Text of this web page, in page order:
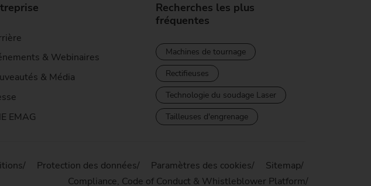
& Webinaires
& Média
EMAG
Recherches les plus
fréquentes
Machines de tournage
Rectifieuses
Technologie du soudage Laser
Tailleuses d'engrenage
Protection des données Paramètres des cookies
Sitemap
Compliance, Code of Conduct & Whistleblower Platform